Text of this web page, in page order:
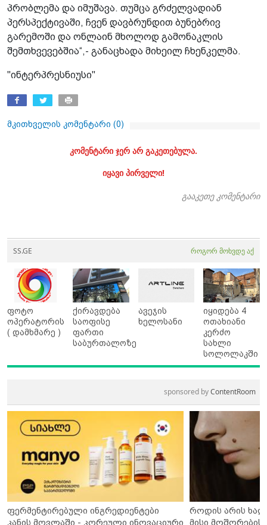
პრობლემა და იმუშავა. თუმცა გრძელვადიან
პერსპექტივაში, ჩვენ დავბრუნდით ბუნებრივ
გარემოში და ონლაინ მხოლოდ გამონაკლის
შემთხვევებშია“,- განაცხადა მიხეილ ჩხენკელმა.
"ინტერპრესნიუსი"
მკითხველის კომენტარი (0)
კომენტარი ჯერ არ გაკეთებულა.
იყავი პირველი!
გააკეთე კომენტარი
SS.GE როგორ მოხვდე აქ
ფოტო
ოპერატორის
( დამხმარე )
ქირავდება
საოფისე
ფართი
საბურთალოზე
ავეჯის
ხელოსანი
იყიდება 4
ოთახიანი
კერძო
სახლი
სოლოლაკში
sponsored byContentRoom
ფერმენტირებული ინგრედიენტები
კანის მოვლაში - კორეული ინოვაციური
როდის არის
მისი მოშორების